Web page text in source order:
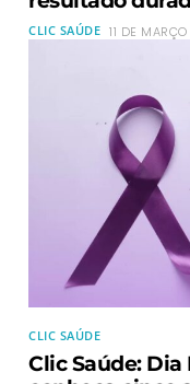
CLIC SAÚDE 11 DE
CLIC SAÚDE
Clic Saúde: